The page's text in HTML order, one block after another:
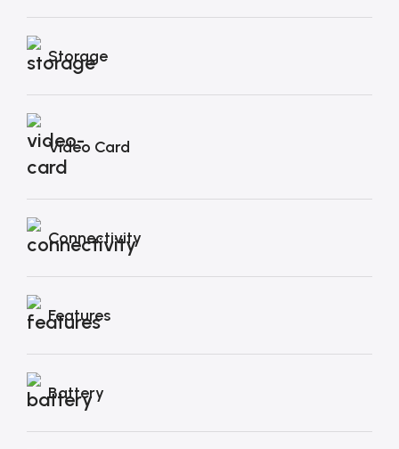
Storage
Video Card
Connectivity
Features
Battery